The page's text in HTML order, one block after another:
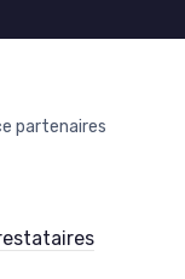
partenaires